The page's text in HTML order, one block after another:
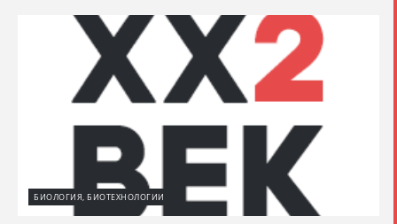
БИОЛОГИЯ, БИОТЕХНОЛОГИИ